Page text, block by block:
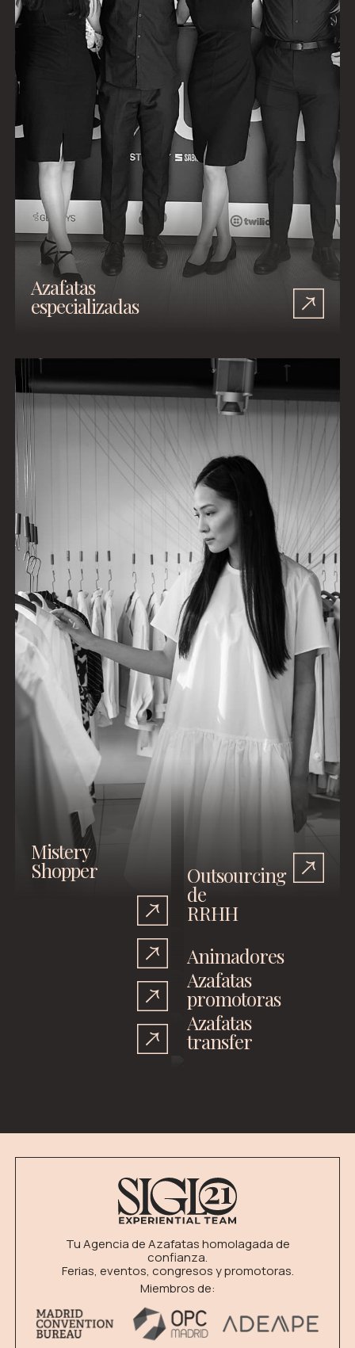
Azafatas
especializadas
Mistery
Shopper Outsourcing
de
RRHH
Animadores
Azafatas
promotoras
Azafatas
transfer
Tu Agencia de Azafatas homolagada de
confianza.
Ferias, eventos, congresos y promotoras.
Miembros de: